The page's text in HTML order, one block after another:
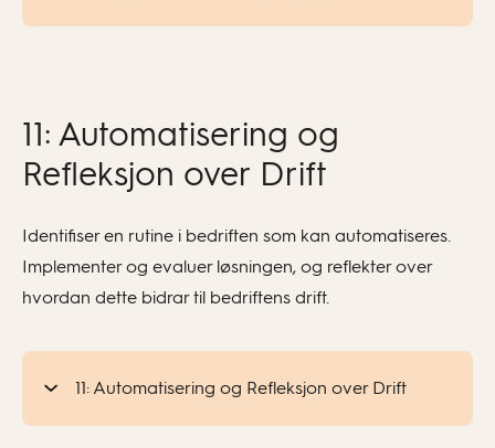
11: Automatisering og
Refleksjon over Drift
Identifiser en rutine i bedriften som kan automatiseres.
Implementer og evaluer løsningen, og reflekter over
hvordan dette bidrar til bedriftens drift.
11: Automatisering og Refleksjon over Drift